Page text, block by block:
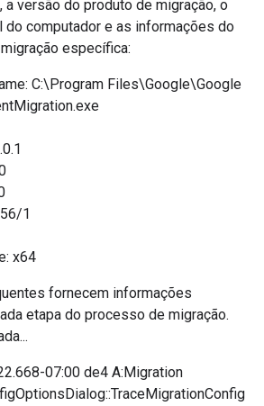
, a versão do produto de migração, o
do computador e as informações do
específica:
C:\Program Files\Google\Google
1
x64
fornecem informações
etapa do processo de migração.
07:00 de4 A:Migration